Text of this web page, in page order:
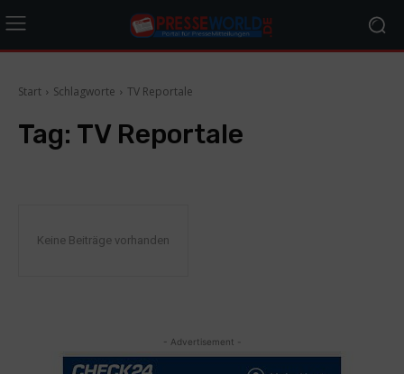
Start Schlagworte TV Reportale
Tag: TV Reportale
Keine Beiträge vorhanden
- Advertisement -